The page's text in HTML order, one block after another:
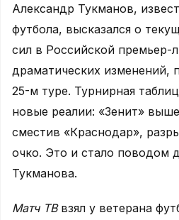
Александр Тукманов,
футбола, высказался о
сил в Российской премьер-
драматических изменений,
25-м туре. Турнирная
новые реалии: «Зенит»
сместив «Краснодар»,
очко. Это и стало поводом
Тукманова.
Матч ТВвзял у ветерана